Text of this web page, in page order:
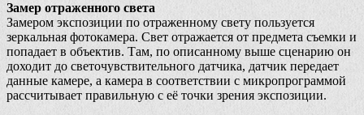
Замер отраженного света
Замером экспозиции по отраженному свету пользуется
зеркальная фотокамера. Свет отражается от предмета съемки и
попадает в объектив. Там, по описанному выше сценарию он
доходит до светочувствительного датчика, датчик передает
данные камере, а камера в соответствии с микропрограммой
рассчитывает правильную с её точки зрения экспозиции.